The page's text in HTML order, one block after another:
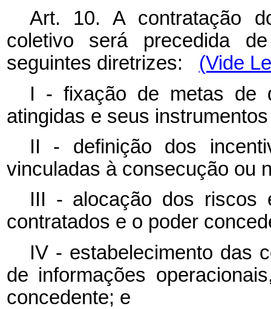
Art. 10. A contratação
coletivo será precedida
seguintes diretrizes: (Vide
I - fixação de metas de
atingidas e seus
II - definição dos
vinculadas à consecução ou
III - alocação dos riscos
contratados e o poder
IV - estabelecimento das
de informações
concedente; e